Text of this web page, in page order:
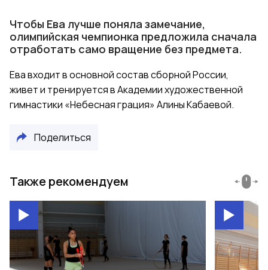
Чтобы Ева лучше поняла замечание,
олимпийская чемпионка предложила сначала
отработать само вращение без предмета.
Ева входит в основной состав сборной России,
живет и тренируется в Академии художественной
гимнастики «Небесная грация» Алины Кабаевой.
Поделиться
Также рекомендуем